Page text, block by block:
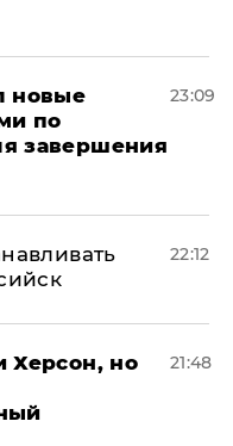
новые
по
завершения
23:09
22:12
Херсон, но
21:48